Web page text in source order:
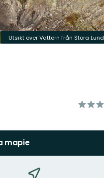
Utsikt över Vättern från Stora Lund
z
mapie